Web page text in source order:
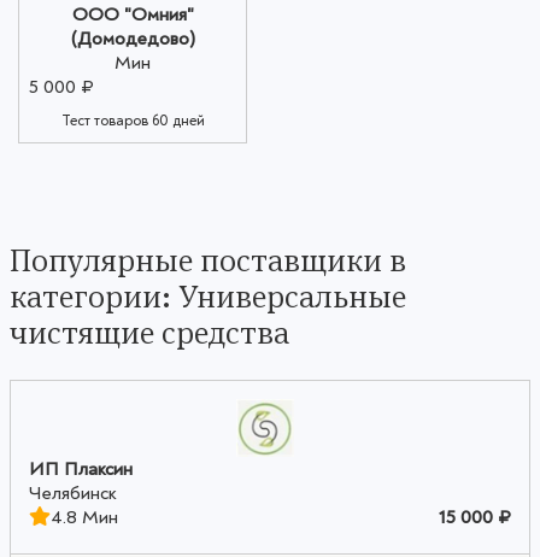
ООО "Омния"
(Домодедово)
Мин
5 000 ₽
Тест товаров 60 дней
Популярные поставщики в
категории: Универсальные
чистящие средства
ИП Плаксин
Челябинск
4.8 Мин
15 000 ₽